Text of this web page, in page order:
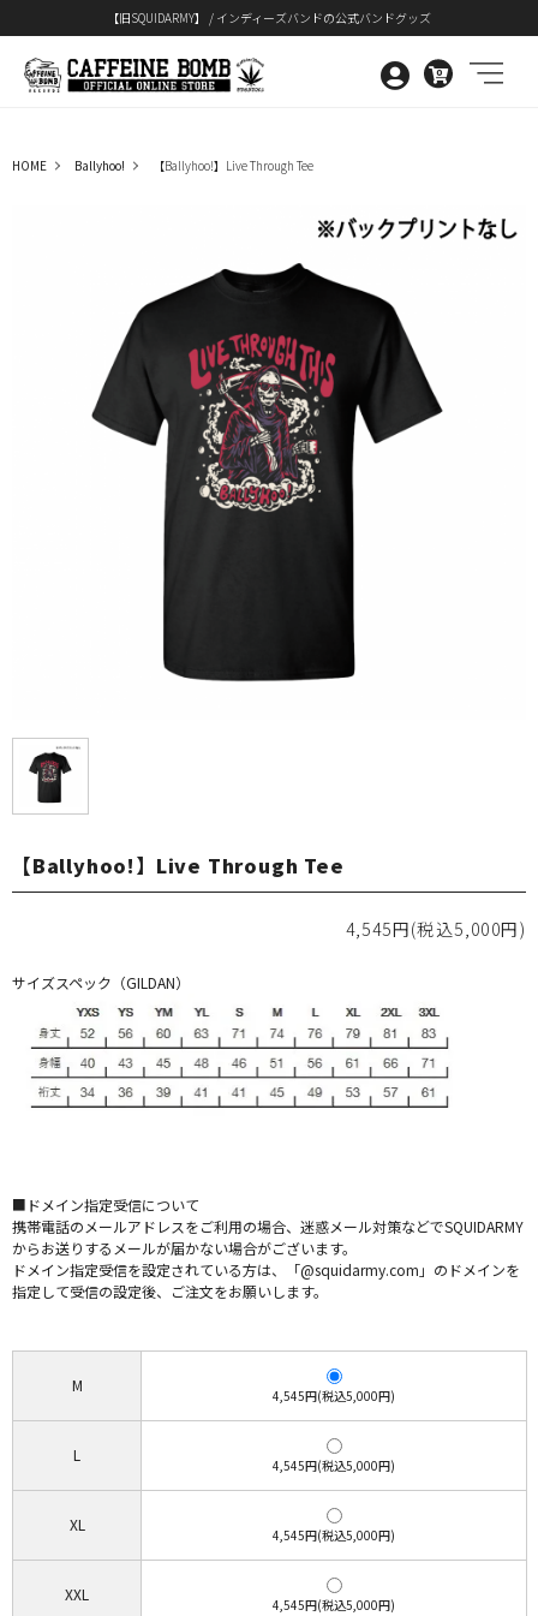
【旧SQUIDARMY】 / インディーズバンドの公式バンドグッズ
0
HOME Ballyhoo! 【Ballyhoo!】Live Through Tee
【Ballyhoo!】Live Through Tee
4,545円(税込5,000円)
サイズスペック（GILDAN）
■ドメイン指定受信について
携帯電話のメールアドレスをご利用の場合、迷惑メール対策などでSQUIDARMY
からお送りするメールが届かない場合がございます。
ドメイン指定受信を設定されている方は、「@squidarmy.com」のドメインを
指定して受信の設定後、ご注文をお願いします。
M
4,545円(税込5,000円)
L
4,545円(税込5,000円)
XL
4,545円(税込5,000円)
XXL
4,545円(税込5,000円)